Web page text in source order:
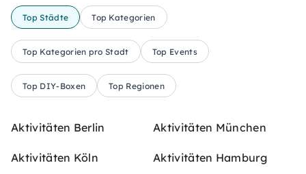
Top Städte Top Kategorien
Top Kategorien pro Stadt Top Events
Top DIY-Boxen Top Regionen
Aktivitäten Berlin Aktivitäten München
Aktivitäten Köln Aktivitäten Hamburg